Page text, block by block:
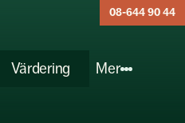
Värdering Mer
08-644 90 44